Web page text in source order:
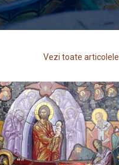
Vezi toate articolele